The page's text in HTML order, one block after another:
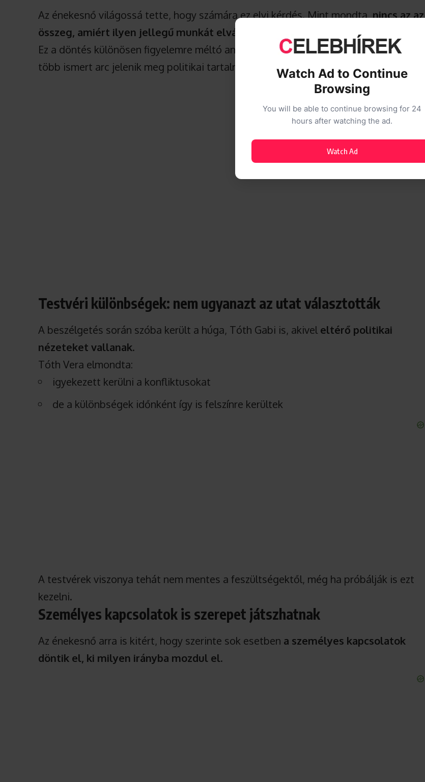
Az énekesnő világossá tette, hogy számára ez elvi kérdés. Mint mondta,nincs az az
összeg, amiért ilyen jellegű munkát elvállalna
Ez a döntés különösen figyelemre méltó annak fényében, hogy a közéletben egyre
több ismert arc jelenik meg politikai tartalmakban.
Testvéri különbségek: nem ugyanazt az utat választották
A beszélgetés során szóba került a húga, Tóth Gabi is, akivel eltérő politikai
nézeteket vallanak.
Tóth Vera elmondta:
igyekezett kerülni a konfliktusokat
de a különbségek időnként így is felszínre kerültek
A testvérek viszonya tehát nem mentes a feszültségektől, még ha próbálják is ezt
kezelni.
Személyes kapcsolatok is szerepet játszhatnak
Az énekesnő arra is kitért, hogy szerinte sok esetben a személyes kapcsolatok
döntik el, ki milyen irányba mozdul el.
Watch Ad to Continue
Browsing
You will be able to continue browsing for 24
hours after watching the ad.
Watch Ad